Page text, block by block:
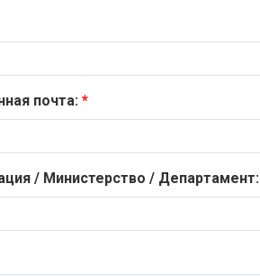
почта:
/ Министерство / Департамент: